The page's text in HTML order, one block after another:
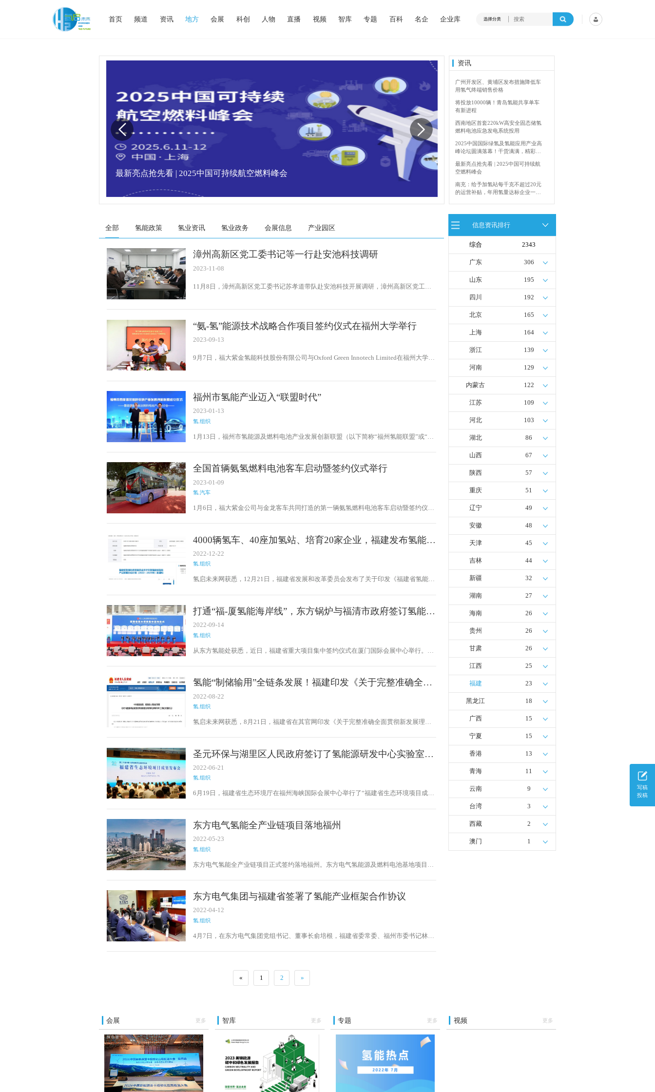
首页 频道 资讯 地方 会展 科创 人物 直播 视频 智库 专题 百科 名企 企业库 选择分类
最新亮点抢先看 | 2025中国可持续航空燃料峰会 内蒙古能源局：2024年加快建设输氢管道网络
资讯
广州开发区、黄埔区发布措施降低车
用氢气终端销售价格
将投放10000辆！青岛氢能共享单车
有新进程
西南地区首套220kW高安全固态储氢
燃料电池应急发电系统投用
2025中国国际绿氢及氢能应用产业高
峰论坛圆满落幕！干货满满，精彩瞬
最新亮点抢先看 | 2025中国可持续航
空燃料峰会
南充：给予加氢站每千克不超过20元
的运营补贴，年用氢量达标企业一次
青岛氢能新跨越：海德利森携手打造
全球首台套！240吨氢能矿用刚性自
发成果验收工作会议在呼伦贝尔举行
新疆俊瑞温宿规模化制绿氢项目开工
仪式在温宿县成功举办
荷兰氢能产业联盟到访天德工业装
能产业发展举办交流会
写稿
投稿
全部 氢能政策 氢业资讯 氢业政务 会展信息 产业园区
漳州高新区党工委书记等一行赴安池科技调研
2023-11-08
11月8日，漳州高新区党工委书记苏孝道带队赴安池科技开展调研，漳州高新区党工委
“氨-氢”能源技术战略合作项目签约仪式在福州大学举行
2023-09-13
9月7日，福大紫金氢能科技股份有限公司与Oxford Green Innotech Limited在福州大学化
福州市氢能产业迈入“联盟时代”
2023-01-13
氢.组织
1月13日，福州市氢能源及燃料电池产业发展创新联盟（以下简称“福州氢能联盟”或“联
全国首辆氨氢燃料电池客车启动暨签约仪式举行
2023-01-09
氢.汽车
1月6日，福大紫金公司与金龙客车共同打造的第一辆氨氢燃料电池客车启动暨签约仪式
氨氢能源客车新车型开发合作协议。
4000辆氢车、40座加氢站、培育20家企业，福建发布氢能产
业发展行动计划！
2022-12-22
氢.组织
氢启未来网获悉，12月21日，福建省发展和改革委员会发布了关于印发《福建省氢能产
打通“福-厦氢能海岸线”，东方锅炉与福清市政府签订氢能源
及燃料电池基地项目协议！
2022-09-14
氢.组织
从东方氢能处获悉，近日，福建省重大项目集中签约仪式在厦门国际会展中心举行。现
已成功交付近300台不同系列氢燃料电池发动机，投运车辆累计运行里程近1700万公
里，平均氢耗约4kg每百公里，综合指标达到国内领先水平。
氢能“制储输用”全链条发展！福建印发《关于完整准确全面
贯彻新发展理念做好碳达峰碳中和工作的实施意见》
2022-08-22
氢.组织
氢启未来网获悉，8月21日，福建省在其官网印发《关于完整准确全面贯彻新发展理念
圣元环保与湖里区人民政府签订了氢能源研发中心实验室及
车船氢动力装备总成项目投资框架协议
2022-06-21
氢.组织
6月19日，福建省生态环境厅在福州海峡国际会展中心举行了“福建省生态环境项目成果
及车船氢动力装备总成项目的投资框架协议。湖里区区长黄颖和圣元环保董事长朱煜煊
作为双方的代表上台签订了合同。
东方电气氢能全产业链项目落地福州
2022-05-23
氢.组织
东方电气氢能全产业链项目正式签约落地福州。东方电气氢能源及燃料电池基地项目位
东方电气集团与福建省签署了氢能产业框架合作协议
2022-04-12
氢.组织
4月7日，在东方电气集团党组书记、董事长俞培根，福建省委常委、福州市委书记林宝
过“云签约”签署了氢能产业框架合作协议。林宝金感谢东方电气集团对福州市和福清市
« 1 2 »
信息资讯排行
综合 2343
广东 306
山东 195
四川 192
北京 165
上海 164
浙江 139
河南 129
内蒙古 122
江苏 109
河北 103
湖北 86
山西 67
陕西 57
重庆 51
辽宁 49
安徽 48
天津 45
吉林 44
新疆 32
湖南 27
海南 26
贵州 26
甘肃 26
江西 25
福建 23
黑龙江 18
广西 15
宁夏 15
香港 13
青海 11
云南 9
台湾 3
西藏 2
澳门 1
会展 更多 智库 更多 专题 更多 视频 更多